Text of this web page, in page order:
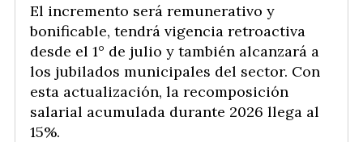
El incremento será remunerativo y
bonificable, tendrá vigencia retroactiva
desde el 1° de julio y también alcanzará a
los jubilados municipales del sector. Con
esta actualización, la recomposición
salarial acumulada durante 2026 llega al
15%.